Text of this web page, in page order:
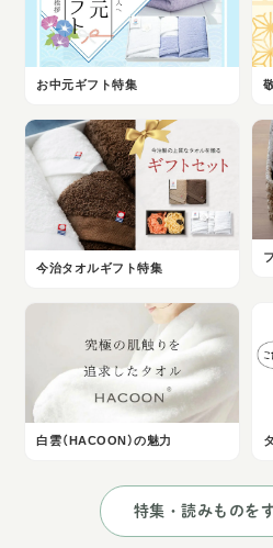
お中元ギフト特集
今治タオルギフト特集
白雲（HACOON）の魅力
特集・読みものを